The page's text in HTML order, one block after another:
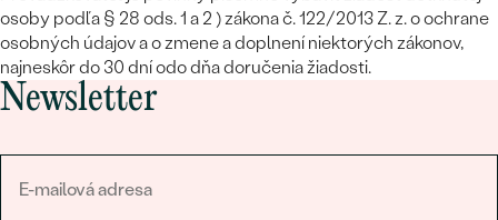
osoby podľa § 28 ods. 1 a 2 ) zákona č. 122/2013 Z. z. o ochrane
osobných údajov a o zmene a doplnení niektorých zákonov,
najneskôr do 30 dní odo dňa doručenia žiadosti.
Newsletter